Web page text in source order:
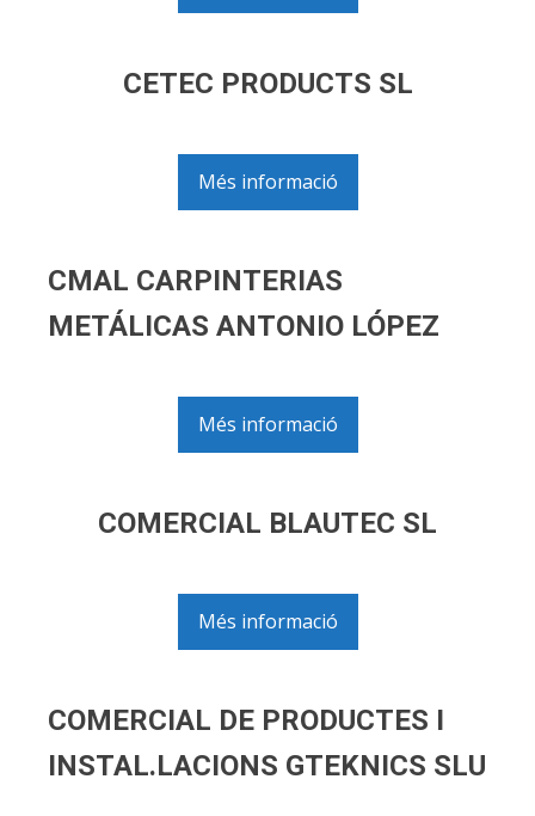
CETEC PRODUCTS SL
Més informació
CMAL CARPINTERIAS
METÁLICAS ANTONIO LÓPEZ
Més informació
COMERCIAL BLAUTEC SL
Més informació
COMERCIAL DE PRODUCTES I
INSTAL.LACIONS GTEKNICS SLU